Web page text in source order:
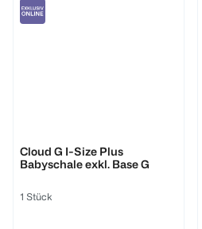
Cloud G I-Size Plus
Babyschale exkl. Base G
1 Stück